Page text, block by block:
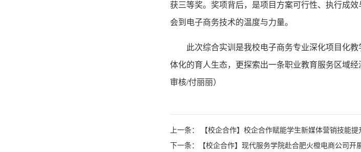
获三等奖。奖项背后，是项目方案可行性、执行成
会到电子商务技术的温度与力量。
此次综合实训是我校电子商务专业深化项目化
体化的育人生态，更探索出一条职业教育服务区域
审核/付丽丽）
上一条： 【校企合作】校企合作赋能学生新媒体营销技能
下一条：【校企合作】现代服务学院赴合肥火橙电商公司开